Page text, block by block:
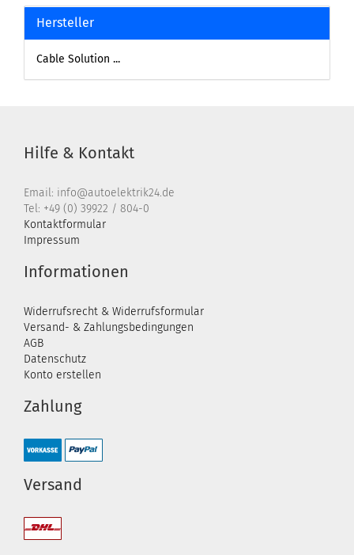
Hersteller
Cable Solution ...
Hilfe & Kontakt
Email: info@autoelektrik24.de
Tel: +49 (0) 39922 / 804-0
Kontaktformular
Impressum
Informationen
Widerrufsrecht & Widerrufsformular
Versand- & Zahlungsbedingungen
AGB
Datenschutz
Konto erstellen
Zahlung
Versand